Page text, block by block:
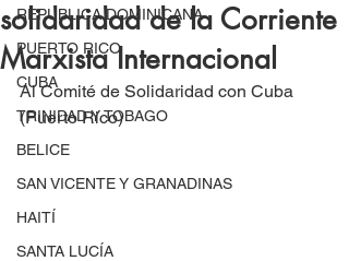
REPUBLICA DOMINICANA
PUERTO RICO
CUBA
TRINIDAD Y TOBAGO
BELICE
SAN VICENTE Y GRANADINAS
HAITÍ
SANTA LUCÍA
solidaridad de la Corriente
Marxista Internacional
Al Comité de Solidaridad con Cuba
(Puerto Rico)